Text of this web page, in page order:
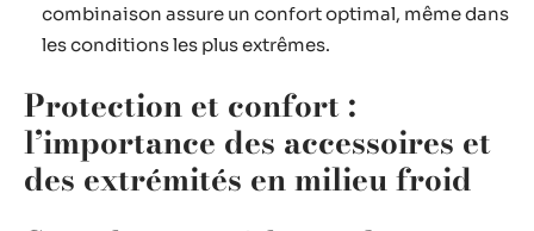
combinaison assure un confort optimal, même dans
les conditions les plus extrêmes.
Protection et confort :
l’importance des accessoires et
des extrémités en milieu froid